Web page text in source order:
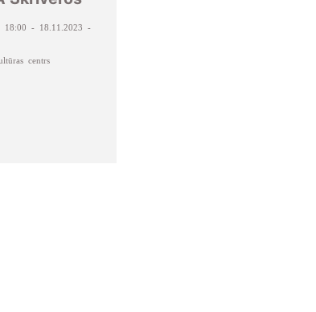
18:00 - 18.11.2023 -
centrs